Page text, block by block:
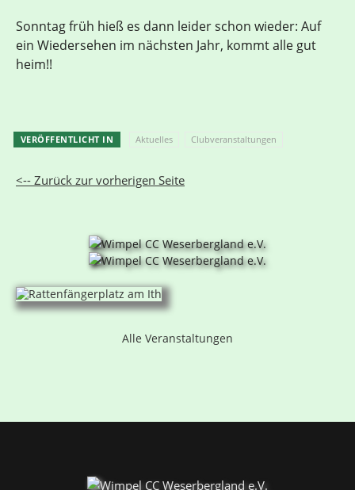
Sonntag früh hieß es dann leider schon wieder: Auf
ein Wiedersehen im nächsten Jahr, kommt alle gut
heim!!
VERÖFFENTLICHT IN Aktuelles Clubveranstaltungen
<-- Zurück zur vorherigen Seite
Alle Veranstaltungen